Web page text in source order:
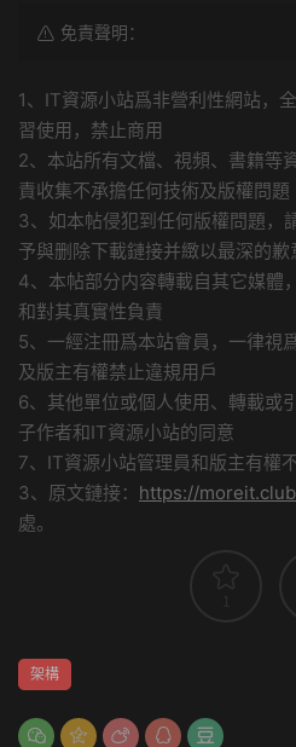
免責聲明：
1、IT資源小站爲非營利性網站，
習使用，禁止商用
2、本站所有文檔、視頻、書籍等
責收集不承擔任何技術及版權問題
3、如本帖侵犯到任何版權問題，
予與删除下載鏈接并緻以最深的歉
4、本帖部分内容轉載自其它媒體
和對其真實性負責
5、一經注冊爲本站會員，一律視
及版主有權禁止違規用戶
6、其他單位或個人使用、轉載或
子作者和IT資源小站的同意
7、IT資源小站管理員和版主有權
3、原文鏈接： https://
處。
架構